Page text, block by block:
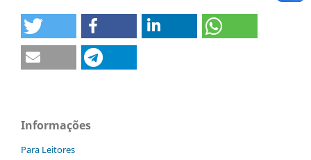
Informações
Para Leitores